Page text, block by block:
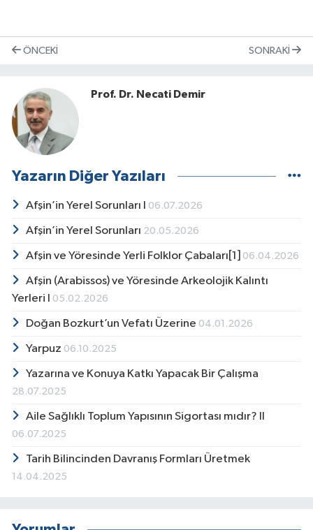
ÖNCEKI SONRAKI
Prof. Dr. Necati Demir
Yazarın Diğer Yazıları
Afşin’in Yerel Sorunları I 06.07.2026
Afşin’in Yerel Sorunları 20.05.2026
Afşin ve Yöresinde Yerli Folklor Çabaları[1] 06.04.2026
Afşin (Arabissos) ve Yöresinde Arkeolojik Kalıntı
Yerleri I 05.02.2026
Doğan Bozkurt’un Vefatı Üzerine 04.01.2026
Yarpuz 06.10.2025
Yazarına ve Konuya Katkı Yapacak Bir Çalışma
28.07.2025
Aile Sağlıklı Toplum Yapısının Sigortası mıdır? II
06.07.2025
Tarih Bilincinden Davranış Formları Üretmek
14.04.2025